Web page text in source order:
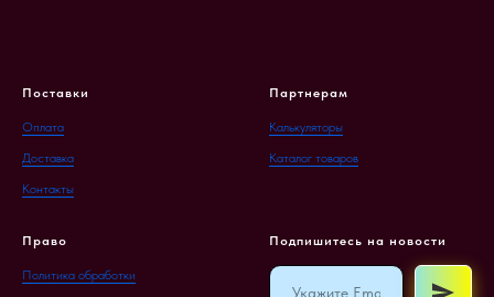
Поставки
Оплата
Доставка
Контакты
Партнерам
Калькуляторы
Каталог товаров
Право
Политика обработки
Подпишитесь на новости